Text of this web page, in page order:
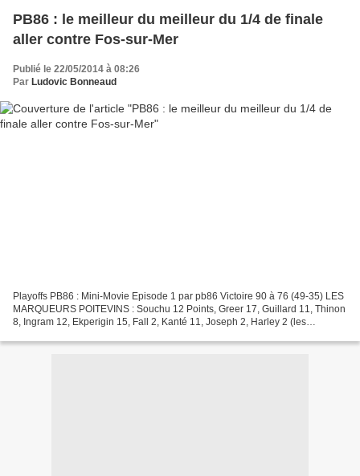
PB86 : le meilleur du meilleur du 1/4 de finale
aller contre Fos-sur-Mer
Publié le 22/05/2014 à 08:26
Par Ludovic Bonneaud
Playoffs PB86 : Mini-Movie Episode 1 par pb86 Victoire 90 à 76 (49-35) LES
MARQUEURS POITEVINS : Souchu 12 Points, Greer 17, Guillard 11, Thinon
8, Ingram 12, Ekperigin 15, Fall 2, Kanté 11, Joseph 2, Harley 2 (les